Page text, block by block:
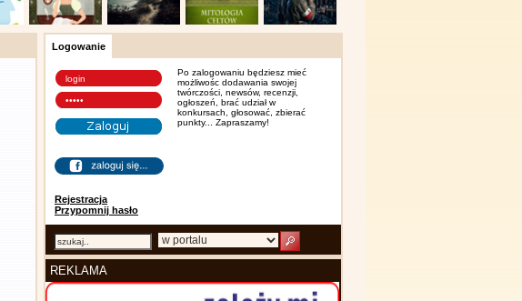
Logowanie
Rejestracja
Przypomnij hasło
Po zalogowaniu będziesz mieć
możliwośc dodawania swojej
twórczości, newsów, recenzji,
ogłoszeń, brać udział w
konkursach, głosować, zbierać
punkty... Zapraszamy!
REKLAMA